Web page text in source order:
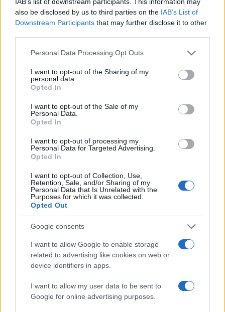
also be disclosed by us to third parties on the IAB’s List of
Downstream Participants that may further disclose it to other
Please note that this website/app uses one or more Google
not limited to your visit or usage behaviour. You may click to
grant or deny consent to Google and its third-party tags to
use your data for below specified purposes in below Google
consent section.
Personal Data Processing Opt Outs
I want to opt-out of the Sharing of my
personal data.
Opted In
I want to opt-out of the Sale of my
Personal Data.
Opted In
I want to opt-out of processing my
Personal Data for Targeted Advertising.
Opted In
I want to opt-out of Collection, Use,
Retention, Sale, and/or Sharing of my
Personal Data that Is Unrelated with the
Purposes for which it was collected.
Opted Out
Google consents
I want to allow Google to enable storage
related to advertising like cookies on web or
device identifiers in apps.
I want to allow my user data to be sent to
Google for online advertising purposes.
A kecskeméti stúdióban ezt követően elindult a
filmáradat, 1985-ben elkészült aMesék Mátyás
királyrólcímű sorozat, majd egy év múlva, az epizódok
felhasználásával az egész estés verzió is. Ki ne
emlékezne a híres idomárra és oroszlánjára, Leóra és
Fredre, mely Tóth PálHogyan lehet megijeszteni egy
oroszlánt?című egyedi filmje alapján született meg 2×13
mondavilágból merítő filmek, aMondák a magyar
történelembőlcímű sorozat is.